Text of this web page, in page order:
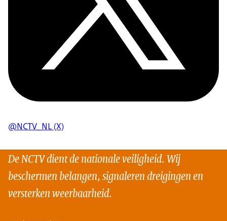
@NCTV_NL (X)
De NCTV dient de nationale veiligheid. Wij
beschermen belangen, signaleren dreigingen en
versterken weerbaarheid.